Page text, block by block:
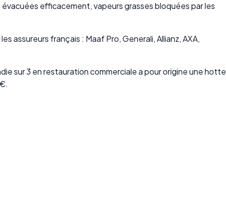
efficacement, vapeurs grasses bloquées par les
assureurs français : Maaf Pro, Generali, Allianz, AXA,
sur 3 en restauration commerciale a pour origine une hotte